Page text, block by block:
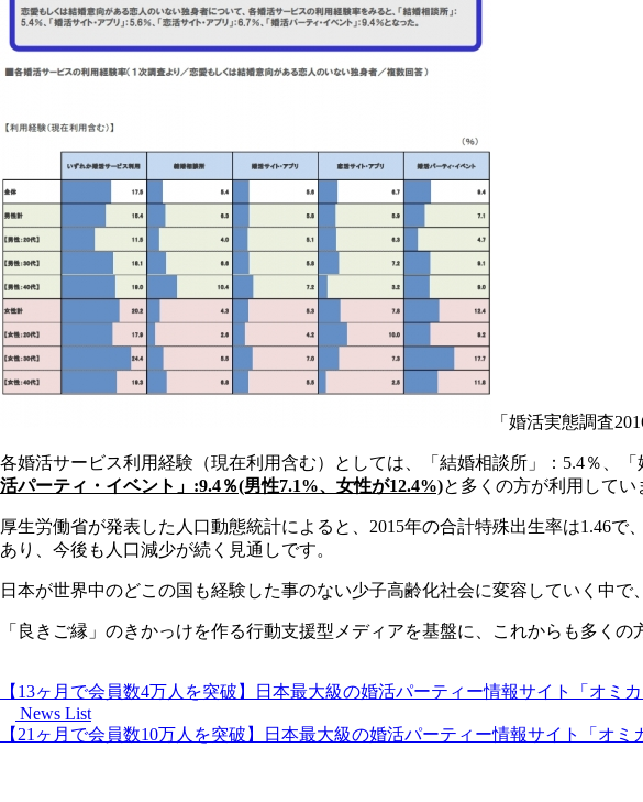
「婚活実態調査
各婚活サービス利用経験（現在利用含む）としては、「結婚相談所」：5.4％、
活パーティ・イベント」:9.4％(男性7.1%、女性が12.4%)と多くの方が利用してい
厚生労働省が発表した人口動態統計によると、2015年の合計特殊出生率は1.46
あり、今後も人口減少が続く見通しです。
日本が世界中のどこの国も経験した事のない少子高齢化社会に変容していく中
「良きご縁」のきかっけを作る行動支援型メディアを基盤に、これからも多く
【13ヶ月で会員数4万人を突破】日本最大級の婚活パーティー情報サイト「オミ
News List
【21ヶ月で会員数10万人を突破】日本最大級の婚活パーティー情報サイト「オミ